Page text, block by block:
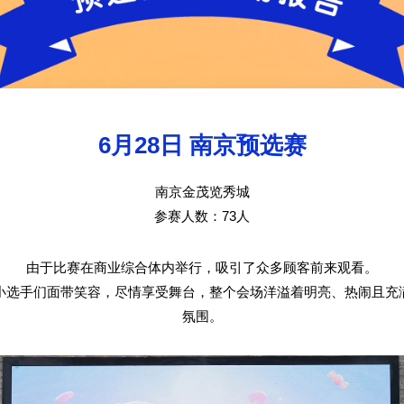
6月28日 南京预选赛
南京金茂览秀城
参赛人数：73人
由于比赛在商业综合体内举行，吸引了众多顾客前来观看。
选手们面带笑容，尽情享受舞台，整个会场洋溢着明亮、热闹且充
氛围。